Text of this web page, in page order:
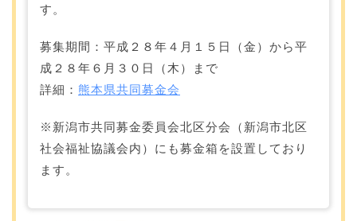
す。
募集期間：平成２８年４月１５日（金）から平
成２８年６月３０日（木）まで
詳細： 熊本県共同募金会
※新潟市共同募金委員会北区分会（新潟市北区
社会福祉協議会内）にも募金箱を設置しており
ます。